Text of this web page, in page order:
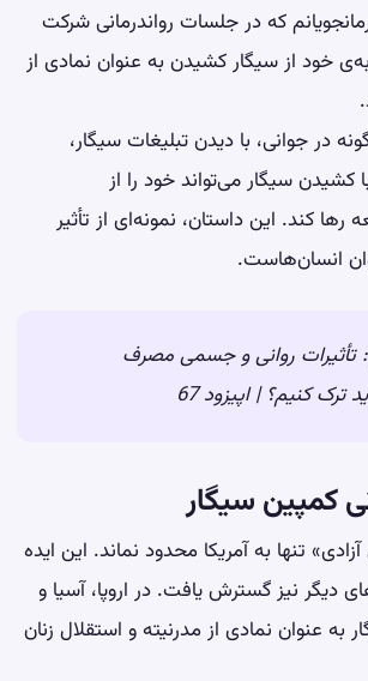
که در جلسات رواندرمانی شرکت
خود از سیگار کشیدن به عنوان نمادی از
در جوانی، با دیدن تبلیغات سیگار،
سیگار می‌تواند خود را از
کند. این داستان، نمونه‌ای از تأثیر
انسان‌هاست.
:تأثیرات روانی و جسمی مصرف
ترک کنیم؟ | اپیزود 67
کمپین سیگار
تنها به آمریکا محدود نماند. این ایده
دیگر نیز گسترش یافت. در اروپا، آسیا و
به عنوان نمادی از مدرنیته و استقلال زنان